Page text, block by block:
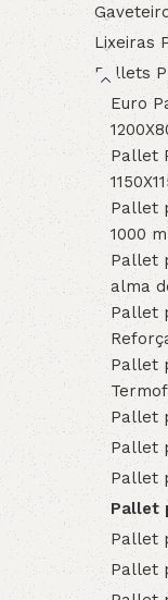
3L
A
CX
PL
XPA
Lixeiras
Pallets
Euro
Pallet
Pallet
1000
Pallet
alma
Pallet
Pallet
Pallet
Pallet
Pallet
Pallet
Pallet
Pallet